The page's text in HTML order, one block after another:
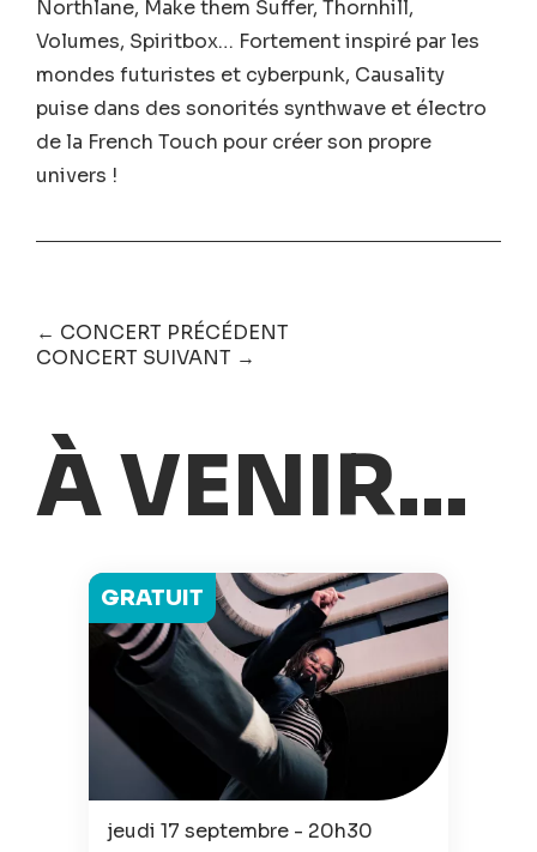
Northlane, Make them Suffer, Thornhill,
Volumes, Spiritbox… Fortement inspiré par les
mondes futuristes et cyberpunk, Causality
puise dans des sonorités synthwave et électro
de la French Touch pour créer son propre
univers !
← CONCERT PRÉCÉDENT
CONCERT SUIVANT →
À VENIR...
jeudi 17 septembre - 20h30
GRATUIT